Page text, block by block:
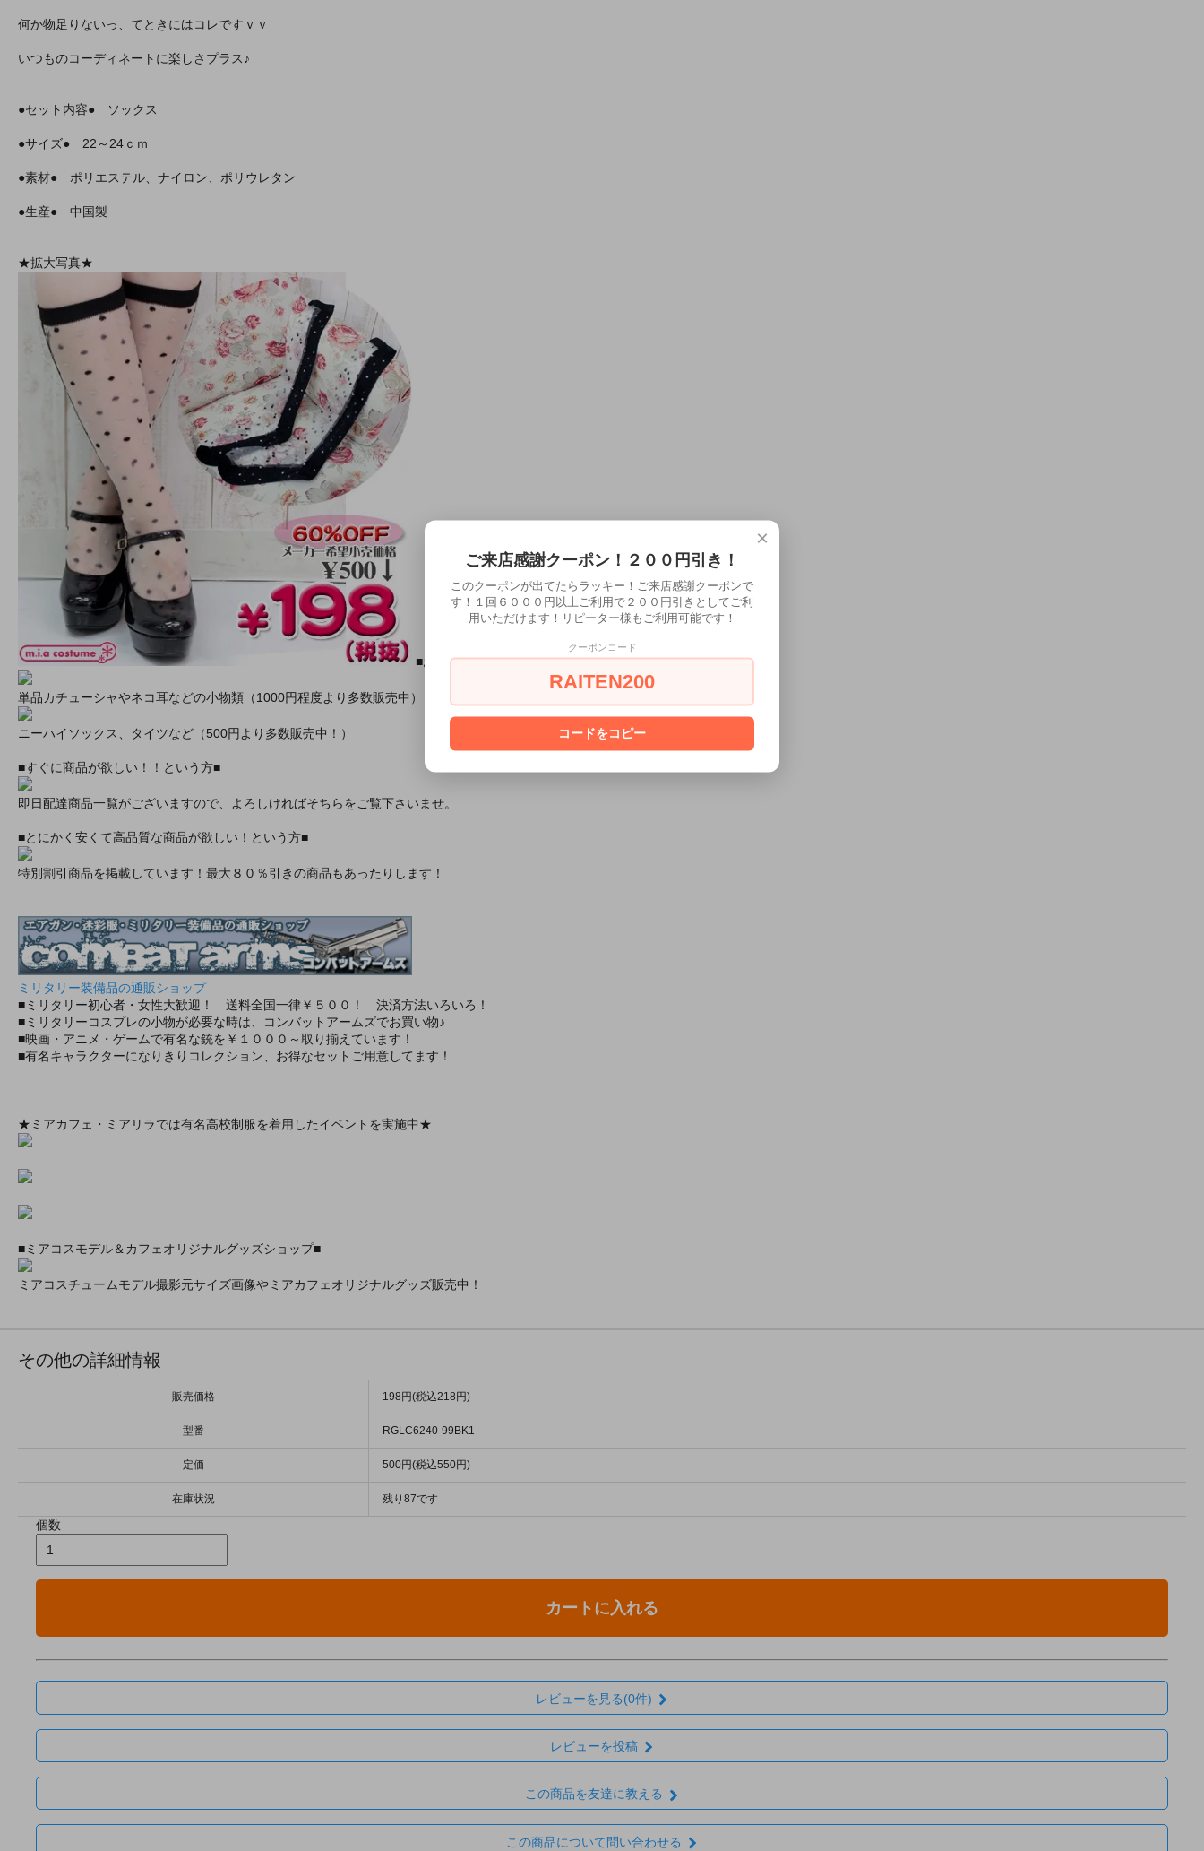
何か物足りないっ、てときにはコレですｖｖ
いつものコーディネートに楽しさプラス♪
●セット内容● ソックス
●サイズ● 22～24ｃｍ
●素材● ポリエステル、ナイロン、ポリウレタン
●生産● 中国製
★拡大写真★
■おすすめオプション小物類■
単品カチューシャやネコ耳などの小物類（1000円程度より多数販売中）
ニーハイソックス、タイツなど（500円より多数販売中！）
■すぐに商品が欲しい！！という方■
即日配達商品一覧がございますので、よろしければそちらをご覧下さいませ。
■とにかく安くて高品質な商品が欲しい！という方■
特別割引商品を掲載しています！最大８０％引きの商品もあったりします！
ミリタリー装備品の通販ショップ
■ミリタリー初心者・女性大歓迎！ 送料全国一律￥５００！ 決済方法いろいろ！
■ミリタリーコスプレの小物が必要な時は、コンバットアームズでお買い物♪
■映画・アニメ・ゲームで有名な銃を￥１０００～取り揃えています！
■有名キャラクターになりきりコレクション、お得なセットご用意してます！
★ミアカフェ・ミアリラでは有名高校制服を着用したイベントを実施中★
■ミアコスモデル＆カフェオリジナルグッズショップ■
ミアコスチュームモデル撮影元サイズ画像やミアカフェオリジナルグッズ販売中！
その他の詳細情報
販売価格 198円(税込218円)
型番 RGLC6240-99BK1
定価 500円(税込550円)
在庫状況 残り87です
個数
カートに入れる
レビューを見る(0件)
レビューを投稿
この商品を友達に教える
この商品について問い合わせる
×
ご来店感謝クーポン！２００円引き！
このクーポンが出てたらラッキー！ご来店感謝クーポンで
す！１回６０００円以上ご利用で２００円引きとしてご利
用いただけます！リピーター様もご利用可能です！
クーポンコード
RAITEN200
コードをコピー